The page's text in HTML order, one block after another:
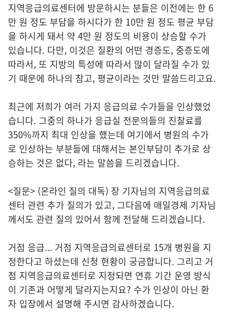
지역응급의료센터에 방문하시는 분들은 이전에는 한 6
만 원 정도 부담을 하시다가 한 10만 원 정도 평균 부담
을 하시게 돼서 약 4만 원 정도의 비용이 상승할 수가
있습니다. 다만, 이것은 질환의 어떤 경증도, 중증도에
따라서, 또 지방의 특성에 따라서 많이 달라질 수가 있
기 때문에 하나의 참고, 평균이라는 것만 말씀드리고요.
최근에 저희가 여러 가지 응급의료 수가들을 인상했었
습니다. 그중의 하나가 응급실 전문의들의 진찰료를
350%까지 최대 인상을 했는데 여기에서 병원의 수가
로 인상하는 부분들에 대해서는 본인부담이 추가로 상
승하는 것은 없다, 라는 말씀을 드리겠습니다.
<질문> (온라인 질의 대독) 장 기자님의 지역응급의료
센터 관련 추가 질의가 있고, 그다음에 매일경제 기자님
께서도 관련 질의 있어서 함께 전달해 드리겠습니다.
거점 응급... 거점 지역응급의료센터로 15개 병원을 지
정한다고 하셨는데 신청 현황이 궁금합니다. 그리고 거
점 지역응급의료센터로 지정되면 연휴 기간 운영 방식
이 기존과 어떻게 달라지는지요? 수가 인상이 아닌 환
자 입장에서 설명해 주시면 감사하겠습니다.